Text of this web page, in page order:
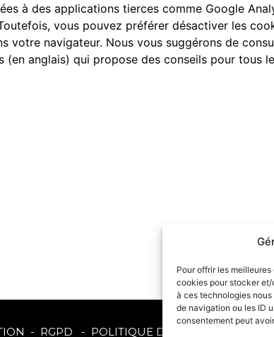
Pour offrir les
cookies pour stocker
à ces technologies
de navigation ou les ID
consentement peut
à des applications tierces comme Google
vous pouvez préférer désactiver les
votre navigateur. Nous vous suggérons de
(en anglais) qui propose des conseils pour tous
- RGPD - POLITIQUE DE COOKIES